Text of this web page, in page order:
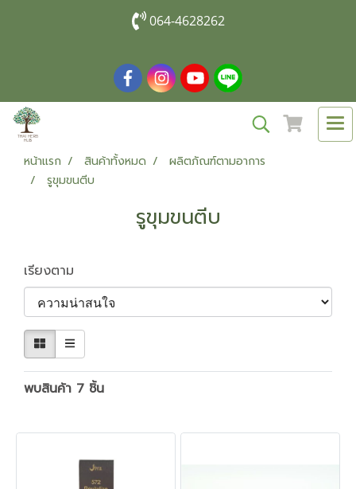
064-4628262
หน้าแรก สินค้าทั้งหมด
ผลิตภัณฑ์ตามอาการ
รูขุมขนตีบ
รูขุมขนตีบ
เรียงตาม
พบสินค้า 7 ชิ้น